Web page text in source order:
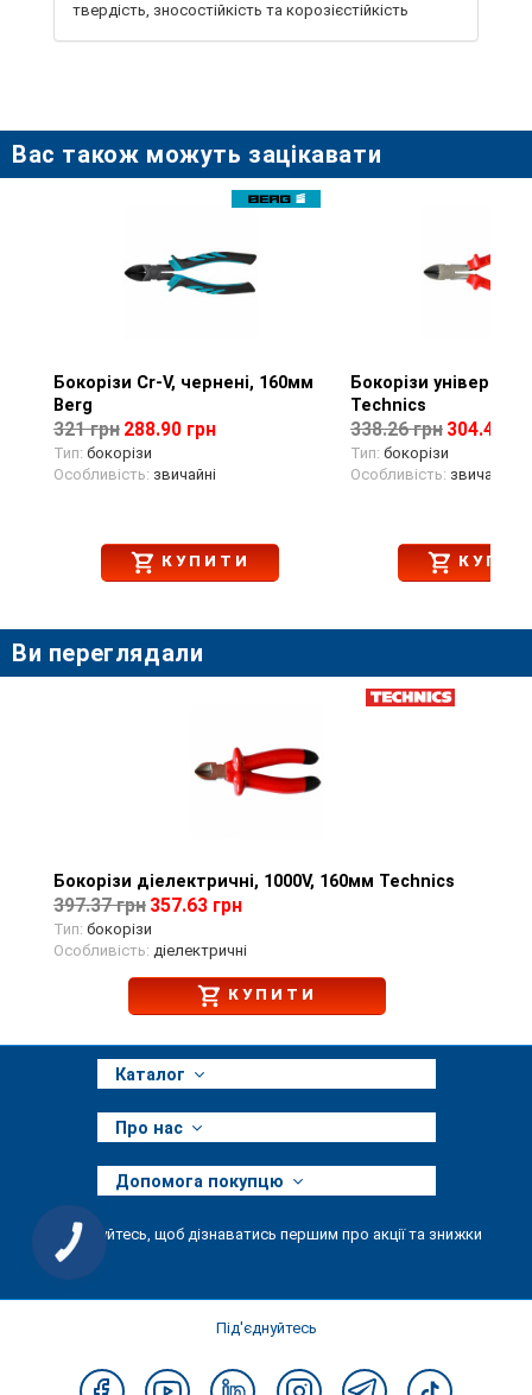
твердість, зносостійкість та корозієстійкість
Вас також можуть зацікавати
Перегляд товару
Бокорізи Cr-V, чернені, 160мм
Berg
321 грн 288.90 грн
Тип: бокорізи
Особливість: звичайні
КУПИТИ
Перегляд
Бокорізи
Technics
338.26 грн 304.43
Тип: бокорізи
Особливість: звичайні
Ви переглядали
Перегляд товару
Бокорізи діелектричні, 1000V, 160мм Technics
397.37 грн 357.63 грн
Тип: бокорізи
Особливість: діелектричні
КУПИТИ
Каталог
Про нас
Допомога покупцю
Підписуйтесь, щоб дізнаватись першим про акції та знижки
Під'єднуйтесь
КНОПКА
ЗВ'ЯЗКУ